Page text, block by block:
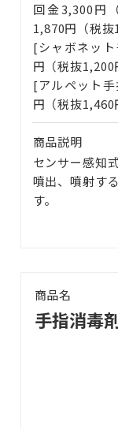
回金3,300円
1,870円（税抜
[シャボネッ
円（税抜1,200
[アルペット
円（税抜1,460
商品説明
センサー感知
噴出、噴射す
す。
商品名
手指消毒